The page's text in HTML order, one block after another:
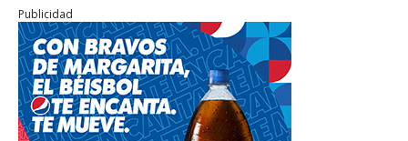
Publicidad